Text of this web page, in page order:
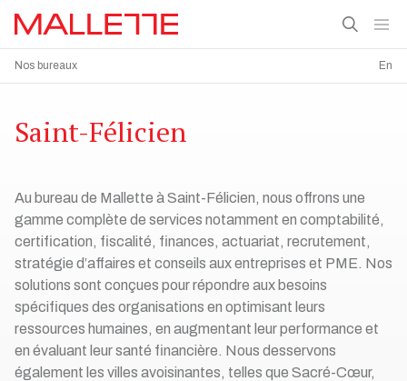
Nos bureaux En
Saint-Félicien
Au bureau de Mallette à Saint-Félicien, nous offrons une
gamme complète de services notamment en comptabilité,
certification, fiscalité, finances, actuariat, recrutement,
stratégie d’affaires et conseils aux entreprises et PME. Nos
solutions sont conçues pour répondre aux besoins
spécifiques des organisations en optimisant leurs
ressources humaines, en augmentant leur performance et
en évaluant leur santé financière. Nous desservons
également les villes avoisinantes, telles que Sacré-Cœur,